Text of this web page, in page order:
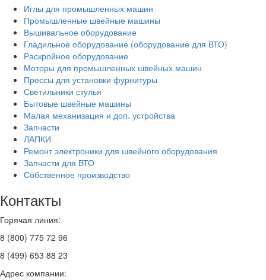
Иглы для промышленных машин
Промышленные швейные машины
Вышивальное оборудование
Гладильное оборудование (оборудование для ВТО)
Раскройное оборудование
Моторы для промышленных швейных машин
Прессы для установки фурнитуры
Светильники стулья
Бытовые швейные машины
Малая механизация и доп. устройства
Запчасти
ЛАПКИ
Ремонт электроники для швейного оборудования
Запчасти для ВТО
Собственное производство
Контакты
Горячая линия:
8 (800) 775 72 96
8 (499) 653 88 23
Адрес компании: